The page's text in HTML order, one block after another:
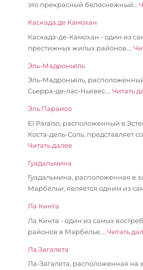
это прекрасный белоснежный…
Каскада де Камохан
Каскада-де-Камохан - один из
престижных жилых районов.…
Эль-Мадроньяль
Эль-Мадроньяль,
Сьерра-де-лас-Ньевес.…Читать
Эль Параисо
El Paraíso, расположенный в
Коста-дель-Соль, представляет
Читать далее
Гуадальмина
Гуадальмина, расположенная в
Марбельи, является одним из
Ла Кинта
Ла Кинта - один из самых
районов в Марбелье.… Читать
Ла Загалета
Ла-Загалета, расположенная на